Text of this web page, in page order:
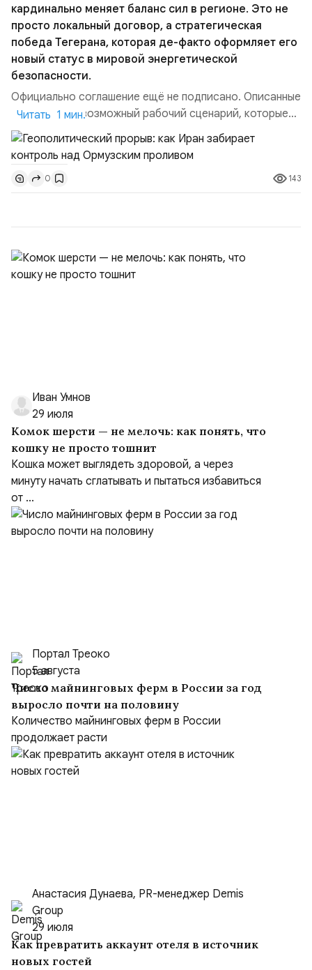
кардинально меняет баланс сил в регионе. Это не
просто локальный договор, а стратегическая
победа Тегерана, которая де-факто оформляет его
новый статус в мировой энергетической
безопасности.
Официально соглашение ещё не подписано. Описанные
пункты — это возможный рабочий сценарий, которые
скорее всего будут реализованы.Разбираем ключевые
тезисы и последствия этого соглашения:. 1. Новые
доли контроля (75 на 25). Было: Ранее Иран и Оман
контролировали пролив на паритетных началах —
50/50. Стало: Новое соглашение закрепляет за
Читать 1 мин.
0 143
Иван Умнов
29 июля
Комок шерсти — не мелочь: как понять, что
кошку не просто тошнит
Кошка может выглядеть здоровой, а через
минуту начать сглатывать и пытаться избавиться
от ...
Портал Треоко
5 августа
Число майнинговых ферм в России за год
выросло почти на половину
Количество майнинговых ферм в России
продолжает расти
Анастасия Дунаева, PR-менеджер Demis
Group
29 июля
Как превратить аккаунт отеля в источник
новых гостей